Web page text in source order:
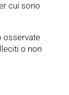
cui sono
osservate
o non